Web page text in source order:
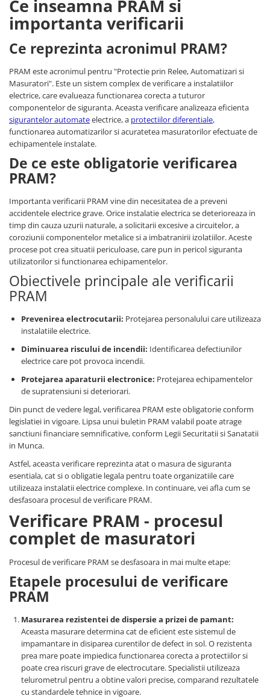
max.1600A
Intreruptoare automate compacte
Protectii cu fuzibili
Fuzibili tip CH
Fuzibili tip D
Fuzibili tip D0
Fuzibili tip MPR
Separatoare si socluri fuzibili
Comutatoare, Cleme
Comutatoare siguranta
Cleme
Limitatoare pozitie mecanice
Distribuitoare
Butoane si lampi
Butoane
Lampi
Ciuperci emergenta,
Accesorii butoane lampi
Diverse pt. instalatii si tablouri
electrice
Cofrete si Tablouri electrice
Componente pentru tablouri
electrice
Ultraterminale (prize,
intrerupatoare)
Siemens ST (incastrat)
Siemens PT (aparent)
Doze aparat
Protecţie trăsnet-supratensiuni
Protectii supratensiuni
Sisteme de paratrasnet
Tuburi protectie cabluri si
conductoare
Accesorii tuburi protectie
Tuburi protectie dublu-perete
Tuburi protectie flexibile
Ce inseamna PRAM si
importanta verificarii
Ce reprezinta acronimul PRAM?
PRAM este acronimul pentru "Protectie prin Relee, Automatizari si
Masuratori". Este un sistem complex de verificare a instalatiilor
electrice, care evalueaza functionarea corecta a tuturor
componentelor de siguranta. Aceasta verificare analizeaza eficienta
sigurantelor automateelectrice, a protectiilor diferentiale,
functionarea automatizarilor si acuratetea masuratorilor efectuate de
echipamentele instalate.
De ce este obligatorie verificarea
PRAM?
Importanta verificarii PRAM vine din necesitatea de a preveni
accidentele electrice grave. Orice instalatie electrica se deterioreaza in
timp din cauza uzurii naturale, a solicitarii excesive a circuitelor, a
coroziunii componentelor metalice si a imbatranirii izolatiilor. Aceste
procese pot crea situatii periculoase, care pun in pericol siguranta
utilizatorilor si functionarea echipamentelor.
Obiectivele principale ale verificarii
PRAM
Prevenirea electrocutarii: Protejarea personalului care utilizeaza
instalatiile electrice.
Diminuarea riscului de incendii: Identificarea defectiunilor
electrice care pot provoca incendii.
Protejarea aparaturii electronice: Protejarea echipamentelor
de supratensiuni si deteriorari.
Din punct de vedere legal, verificarea PRAM este obligatorie conform
legislatiei in vigoare. Lipsa unui buletin PRAM valabil poate atrage
sanctiuni financiare semnificative, conform Legii Securitatii si Sanatatii
in Munca.
Astfel, aceasta verificare reprezinta atat o masura de siguranta
esentiala, cat si o obligatie legala pentru toate organizatiile care
utilizeaza instalatii electrice complexe. In continuare, vei afla cum se
desfasoara procesul de verificare PRAM.
Verificare PRAM - procesul
complet de masuratori
Procesul de verificare PRAM se desfasoara in mai multe etape:
Etapele procesului de verificare
PRAM
Masurarea rezistentei de dispersie a prizei de pamant:
Aceasta masurare determina cat de eficient este sistemul de
impamantare in disiparea curentilor de defect in sol. O rezistenta
prea mare poate impiedica functionarea corecta a protectiilor si
poate crea riscuri grave de electrocutare. Specialistii utilizeaza
telurometrul pentru a obtine valori precise, comparand rezultatele
cu standardele tehnice in vigoare.